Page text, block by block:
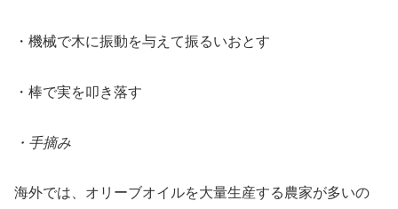
・機械で木に振動を与えて振るいおとす
・棒で実を叩き落す
・手摘み
海外では、オリーブオイルを大量生産する農家が多いの